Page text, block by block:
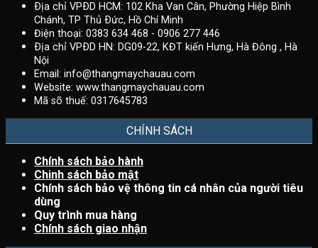
Ðịa chỉ VPÐD HCM: 102 Kha Van Cân, Phường Hiệp Bình
Chánh, TP Thủ Ðức, Hồ Chí Minh
Điện thoại: 0383 634 468 - 0906 277 446
Ðịa chỉ VPÐD HN: DG09-22, KĐT kiến Hưng, Hà Đông , Hà
Nội
Email: info@thangmaychauau.com
Website: www.thangmaychauau.com
Mã sõ thuế: 0317645783
CHÍNH SÁCH
Chính sách bảo hành
Chinh sách bảo mật
Chính sách bảo vệ thông tin cá nhân của người tiêu
dùng
Quy trình mua hàng
Chính sách giao nhận